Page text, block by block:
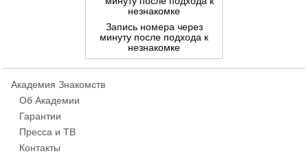
Запись номера через
минуту после подхода к
незнакомке
Академия Знакомств
Об Академии
Гарантии
Пресса и ТВ
Контакты